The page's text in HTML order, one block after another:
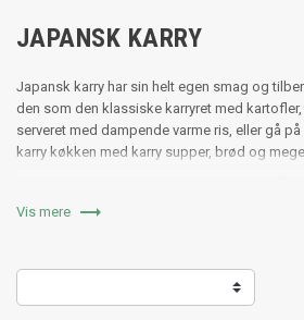
JAPANSK KARRY
Japansk karry har sin helt egen smag og
den som den klassiske karryret med
serveret med dampende varme ris, eller gå
karry køkken med karry supper, brød og
du kan prøve den unikke japanske karry
Vis mere 